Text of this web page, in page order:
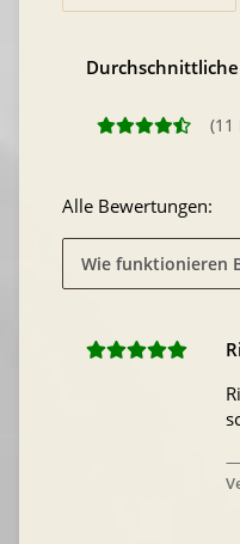
(11
Alle Bewertungen:
Wie funktionieren